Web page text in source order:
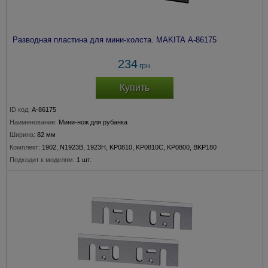
Разводная пластина для мини-холста. MAKITA A-86175
234грн.
Купить
ID код: A-86175
Наименование: Мини-нож для рубанка
Ширина: 82 мм
Комплект: 1902, N1923B, 1923H, KP0810, KP0810C, KP0800, BKP180
Подходит к моделям: 1 шт.